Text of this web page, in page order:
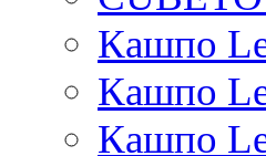
Mees
Pure
Кашпо
Кашпо
Кашпо